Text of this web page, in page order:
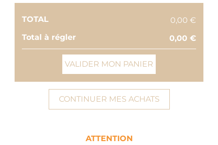
TOTAL
0,00 €
Total à régler
0,00 €
VALIDER MON PANIER
CONTINUER MES ACHATS
ATTENTION